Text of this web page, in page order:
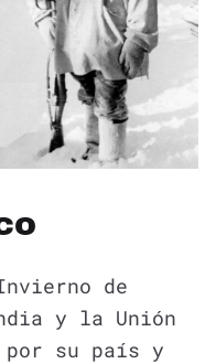
de
y la Unión
su país y